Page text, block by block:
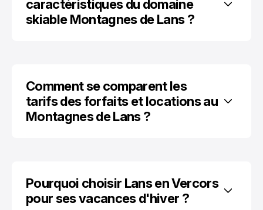
caractéristiques du domaine
skiable Montagnes de Lans ?
Comment se comparent les
tarifs des forfaits et locations au
Montagnes de Lans ?
Pourquoi choisir Lans en Vercors
pour ses vacances d'hiver ?